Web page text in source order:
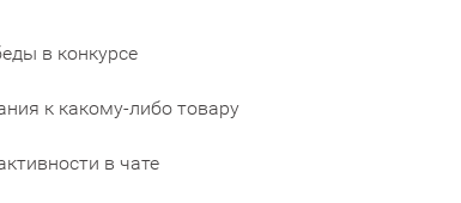
в конкурсе
к какому-либо товару
в чате